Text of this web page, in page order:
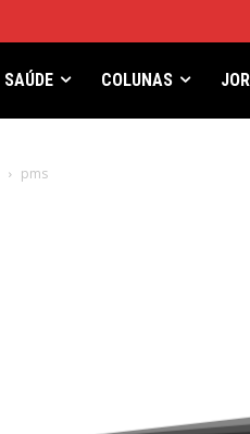
SAÚDE COLUNAS
pms